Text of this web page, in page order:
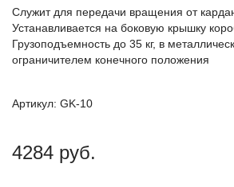
Служит для передачи вращения от
Устанавливается на боковую крышку
Грузоподъемность до 35 кг, в
ограничителем конечного положения
Артикул: GK-10
4284 руб.